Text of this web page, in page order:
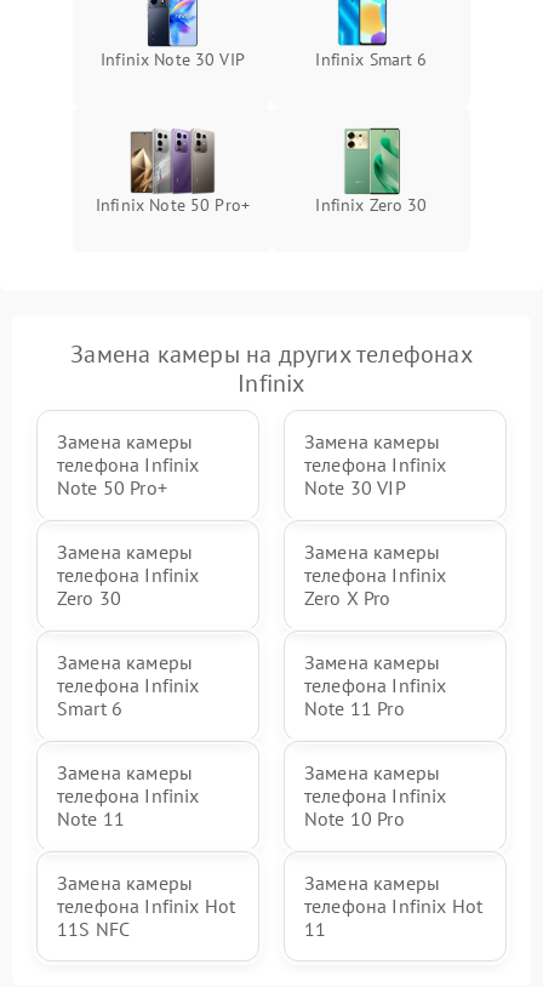
Infinix Note 30 VIP Infinix Smart 6
Infinix Note 50 Pro+ Infinix Zero 30
Замена камеры на других телефонах
Infinix
Замена камеры
телефона Infinix
Note 50 Pro+
Замена камеры
телефона Infinix
Note 30 VIP
Замена камеры
телефона Infinix
Zero 30
Замена камеры
телефона Infinix
Zero X Pro
Замена камеры
телефона Infinix
Smart 6
Замена камеры
телефона Infinix
Note 11 Pro
Замена камеры
телефона Infinix
Note 11
Замена камеры
телефона Infinix
Note 10 Pro
Замена камеры
телефона Infinix Hot
11S NFC
Замена камеры
телефона Infinix Hot
11